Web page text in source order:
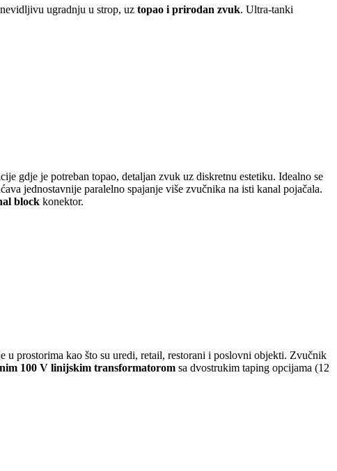
ugradnju u strop, uz topao i prirodan zvuk. Ultra-tanki
gdje je potreban topao, detaljan zvuk uz diskretnu estetiku. Idealno se
jednostavnije paralelno spajanje više zvučnika na isti kanal pojačala.
block konektor.
u prostorima kao što su uredi, retail, restorani i poslovni objekti. Zvučnik
100 V linijskim transformatorom sa dvostrukim taping opcijama (12